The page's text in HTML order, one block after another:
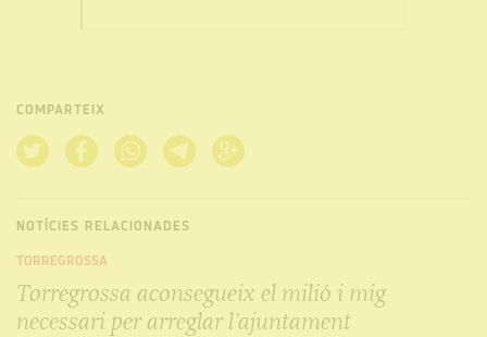
COMPARTEIX
NOTÍCIES RELACIONADES
TORREGROSSA
Torregrossa aconsegueix el milió i mig
necessari per arreglar l’ajuntament